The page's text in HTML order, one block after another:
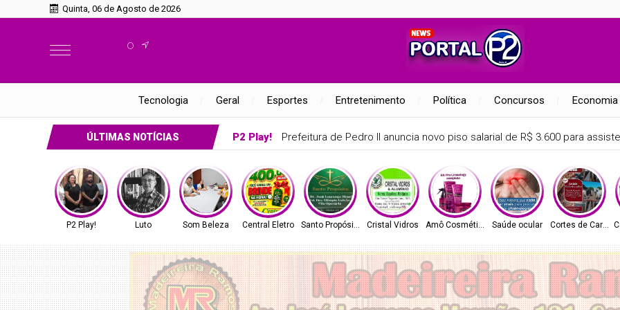
Quinta, 06 de Agosto de 2026
°
Tecnologia Geral Esportes Entretenimento Política Concursos Economia
ÚLTIMAS NOTÍCIAS P2 Play! Prefeitura de Pedro II anuncia novo piso salarial de R$ 3.600 para
P2 Play! Luto Som Beleza Central Eletro Santo Propósito Cristal Vidros Amô CosméticosSaúde ocular Cortes de Carne